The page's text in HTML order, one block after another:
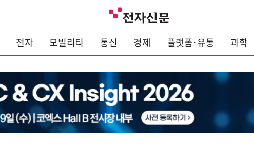
전자 모빌리티 통신 경제 플랫폼·유통 과학